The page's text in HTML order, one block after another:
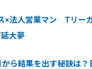
×法人営業マン Tリー
大夢
ら結果を出す秘訣は